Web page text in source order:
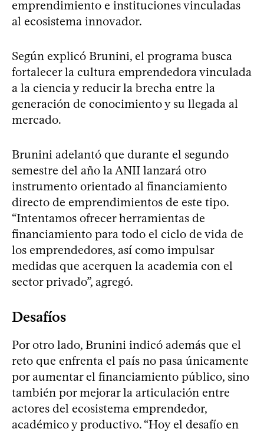
emprendimiento e instituciones vinculadas
al ecosistema innovador.
Según explicó Brunini, el programa busca
fortalecer la cultura emprendedora vinculada
a la ciencia y reducir la brecha entre la
generación de conocimiento y su llegada al
mercado.
Brunini adelantó que durante el segundo
semestre del año la ANII lanzará otro
instrumento orientado al financiamiento
directo de emprendimientos de este tipo.
“Intentamos ofrecer herramientas de
financiamiento para todo el ciclo de vida de
los emprendedores, así como impulsar
medidas que acerquen la academia con el
sector privado”, agregó.
Desafíos
Por otro lado, Brunini indicó además que el
reto que enfrenta el país no pasa únicamente
por aumentar el financiamiento público, sino
también por mejorar la articulación entre
actores del ecosistema emprendedor,
académico y productivo. “Hoy el desafío en